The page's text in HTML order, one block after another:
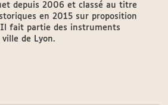
depuis 2006 et classé au titre
en 2015 sur proposition
fait partie des instruments
de Lyon.